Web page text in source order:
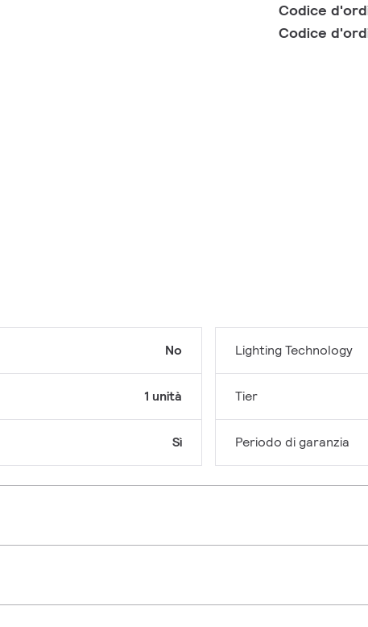
Codice
Codice
No
1 unità
Sì
Lighting Technology
Tier
Periodo di garanzia